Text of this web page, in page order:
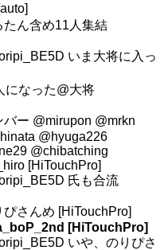
たん含め11人集結
いま大将に入っ
になった@大将
バー @mirupon @mrkn
@hyuga226
@chibatching
[HiTouchPro]
氏も合流
ぴさんめ [HiTouchPro]
[HiTouchPro]
いや、のりぴさ